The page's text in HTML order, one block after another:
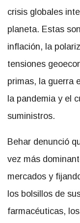
crisis globales
planeta. Estas
inflación, la
tensiones
primas, la guerra
la pandemia y el
suministros.
Behar denunció
vez más
mercados y
los bolsillos de
farmacéuticas,